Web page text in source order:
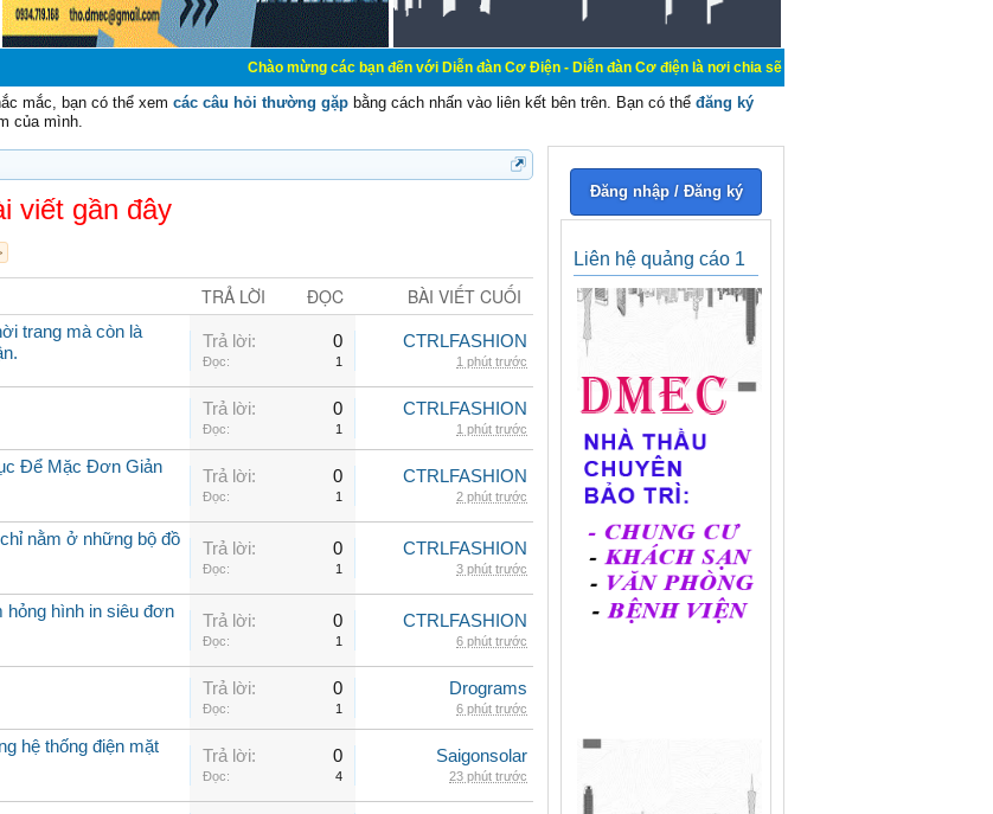
Chào mừng các bạn đến với Diễn đàn Cơ Điện - Diễn đàn Cơ điện là nơi chia sẽ kiến thức kinh nghiệm trong lãnh vực cơ
mắc, bạn có thể xem các câu hỏi thường gặp bằng cách nhấn vào liên kết bên trên. Bạn có thể đăng ký
của mình.
viết gần đây
TRẢ LỜI ĐỌC BÀI VIẾT CUỐI
trang mà còn là
Trả lời: 0
Đọc: 1
CTRLFASHION
1 phút trước
Trả lời: 0
Đọc: 1
CTRLFASHION
1 phút trước
Để Mặc Đơn Giản
Trả lời: 0
Đọc: 1
CTRLFASHION
2 phút trước
nằm ở những bộ đồ
Trả lời: 0
Đọc: 1
CTRLFASHION
3 phút trước
hỏng hình in siêu đơn
Trả lời: 0
Đọc: 1
CTRLFASHION
6 phút trước
Trả lời: 0
Đọc: 1
Drograms
6 phút trước
hệ thống điện mặt
Trả lời: 0
Đọc: 4
Saigonsolar
23 phút trước
Đăng nhập / Đăng ký
Liên hệ quảng cáo 1